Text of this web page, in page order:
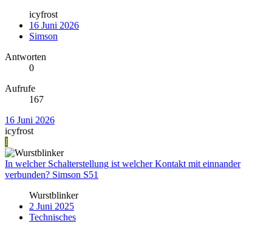
icyfrost
16 Juni 2026
Simson
Antworten
0
Aufrufe
167
16 Juni 2026
icyfrost
I
In welcher Schalterstellung ist welcher Kontakt mit einnander
verbunden? Simson S51
Wurstblinker
2 Juni 2025
Technisches